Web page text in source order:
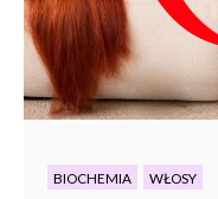
BIOCHEMIA WŁOSY